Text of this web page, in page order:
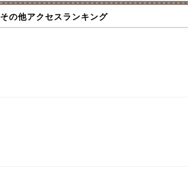
その他アクセスランキング